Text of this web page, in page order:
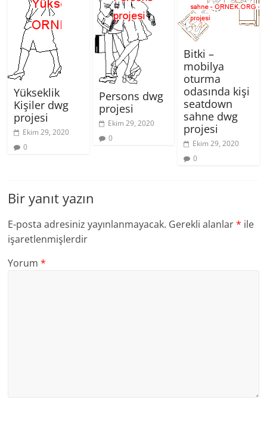
Yükseklik
Kişiler dwg
projesi
Ekim 29, 2020
0
Persons dwg
projesi
Ekim 29, 2020
0
Bitki –
mobilya
oturma
odasında kişi
seatdown
sahne dwg
projesi
Ekim 29, 2020
0
Bir yanıt yazın
E-posta adresiniz yayınlanmayacak. Gerekli alanlar* ile
işaretlenmişlerdir
Yorum*